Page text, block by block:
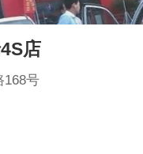
店
168号